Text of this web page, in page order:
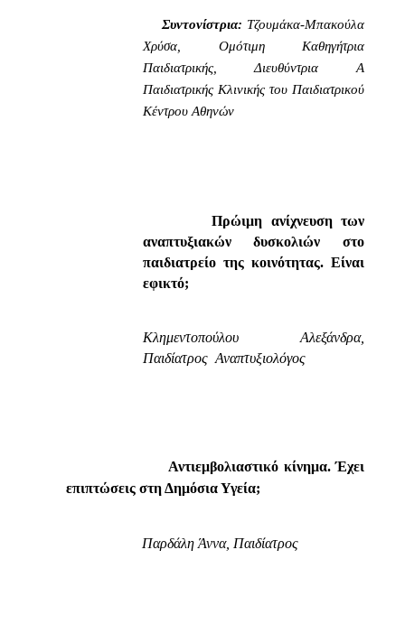
Συντονίστρια: Τζουμάκα-Μπακούλα
Χρύσα, Ομότιμη Καθηγήτρια
Παιδιατρικής, Διευθύντρια Α
Παιδιατρικής Κλινικής του Παιδιατρικού
Κέντρου Αθηνών
Πρώιμη ανίχνευση των
αναπτυξιακών δυσκολιών στο
παιδιατρείο της κοινότητας. Είναι
εφικτό;
Κλημεντοπούλου Αλεξάνδρα,
Παιδίατρος  Αναπτυξιολόγος
Αντιεμβολιαστικό κίνημα. Έχει
επιπτώσεις στη Δημόσια Υγεία;
Παρδάλη Άννα, Παιδίατρος